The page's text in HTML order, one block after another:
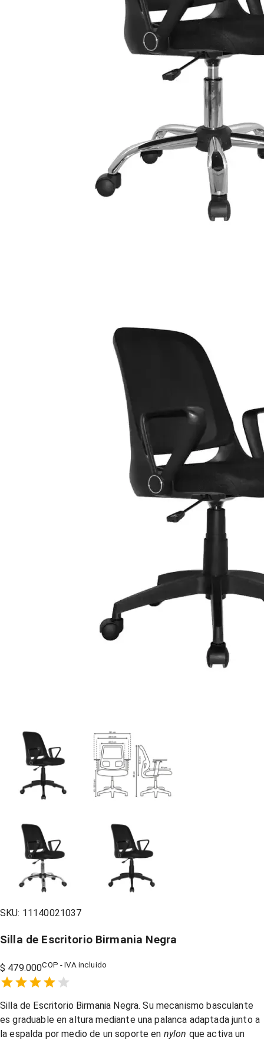
SKU: 11140021037
Silla de Escritorio Birmania Negra
$ 479.000COP - IVA incluido
1 Star,
2 Stars,
3 Stars,
4 Stars,
5 Stars,
Silla de Escritorio Birmania Negra. Su mecanismo basculante
es graduable en altura mediante una palanca adaptada junto a
la espalda por medio de un soporte en nylon que activa un